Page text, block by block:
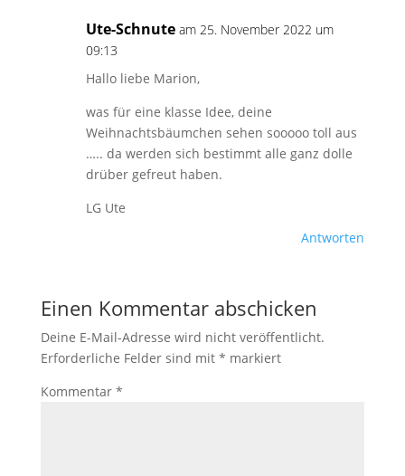
Ute-Schnute am 25. November 2022 um
09:13
Hallo liebe Marion,
was für eine klasse Idee, deine
Weihnachtsbäumchen sehen sooooo toll aus
….. da werden sich bestimmt alle ganz dolle
drüber gefreut haben.
LG Ute
Antworten
Einen Kommentar abschicken
Deine E-Mail-Adresse wird nicht veröffentlicht.
Erforderliche Felder sind mit * markiert
Kommentar *